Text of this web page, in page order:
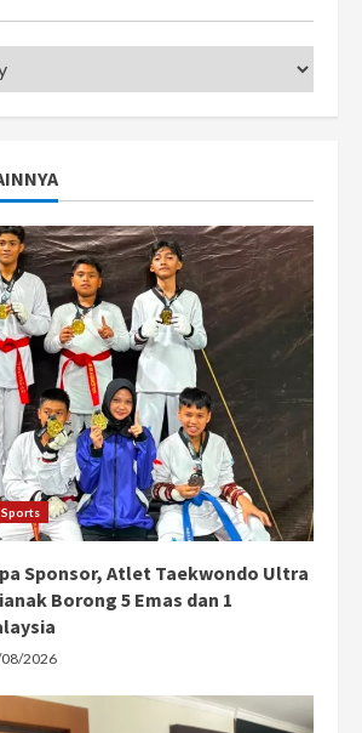
Sports
Sponsor, Atlet Taekwondo Ultra
Borong 5 Emas dan 1
2026